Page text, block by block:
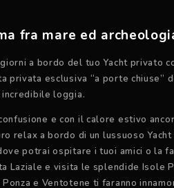
fra mare ed
a bordo del tuo Yacht privato
privata esclusiva “a porte chiuse”
loggia.
e con il calore estivo
relax a bordo di un lussuoso
potrai ospitare i tuoi amici o la
Laziale e visita le splendide Isole
e Ventotene ti faranno